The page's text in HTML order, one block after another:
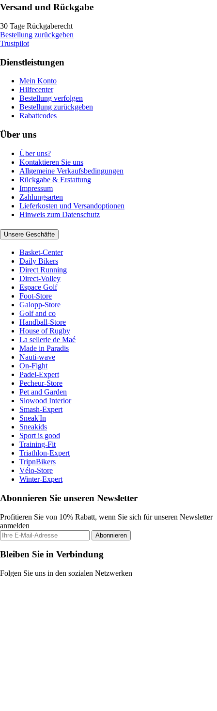
Versand und Rückgabe
30 Tage Rückgaberecht
Bestellung zurückgeben
Trustpilot
Dienstleistungen
Mein Konto
Hilfecenter
Bestellung verfolgen
Bestellung zurückgeben
Rabattcodes
Über uns
Über uns?
Kontaktieren Sie uns
Allgemeine Verkaufsbedingungen
Rückgabe & Erstattung
Impressum
Zahlungsarten
Lieferkosten und Versandoptionen
Hinweis zum Datenschutz
Unsere Geschäfte
Basket-Center
Daily Bikers
Direct Running
Direct-Volley
Espace Golf
Foot-Store
Galopp-Store
Golf and co
Handball-Store
House of Rugby
La sellerie de Maé
Made in Paradis
Nauti-wave
On-Fight
Padel-Expert
Pecheur-Store
Pet and Garden
Slowood Interior
Smash-Expert
Sneak'In
Sneakids
Sport is good
Training-Fit
Triathlon-Expert
TripnBikers
Vélo-Store
Winter-Expert
Abonnieren Sie unseren Newsletter
Profitieren Sie von 10% Rabatt, wenn Sie sich für unseren Newsletter
anmelden
Abonnieren
Bleiben Sie in Verbindung
Folgen Sie uns in den sozialen Netzwerken